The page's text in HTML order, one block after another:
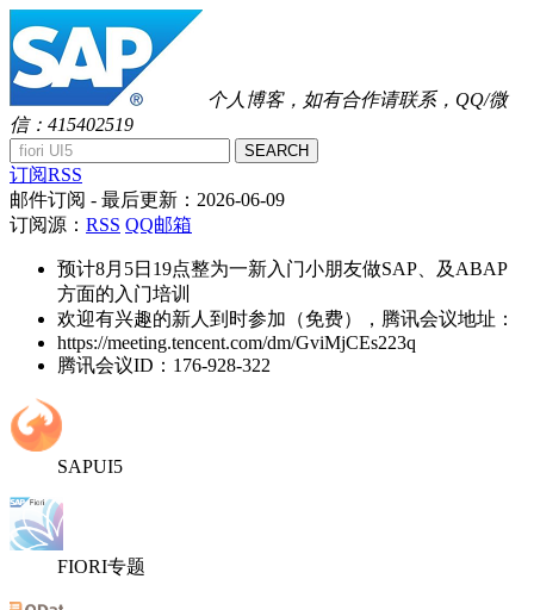
个人博客，如有合作请联系，QQ/微
信：415402519
SEARCH
订阅RSS
邮件订阅 - 最后更新： 2026-06-09
订阅源： RSS QQ邮箱
预计8月5日19点整为一新入门小朋友做SAP、及ABAP
方面的入门培训
欢迎有兴趣的新人到时参加（免费），腾讯会议地址：
https://meeting.tencent.com/dm/GviMjCEs223q
腾讯会议ID：176-928-322
SAPUI5
FIORI专题